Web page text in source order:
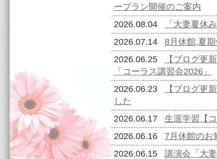
ープラン開催のご案内
2026.08.04
「大妻夏休
2026.07.14 8月休館,夏
2026.06.25
【ブログ更
「コーラス講習会2026」
2026.06.23
【ブログ更
した
2026.06.17 生涯学習【
2026.06.16 7月休館のお
2026.06.15 講演会「大